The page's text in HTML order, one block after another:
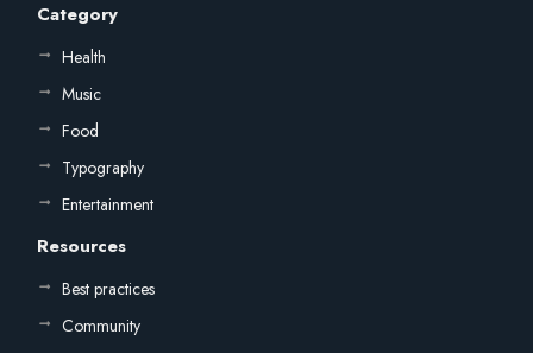
Category
Health
Music
Food
Typography
Entertainment
Resources
Best practices
Community